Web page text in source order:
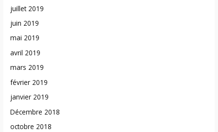
juillet 2019
juin 2019
mai 2019
avril 2019
mars 2019
février 2019
janvier 2019
Décembre 2018
octobre 2018